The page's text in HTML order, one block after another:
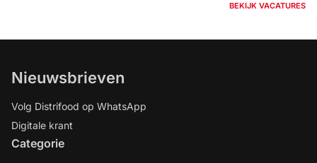
BEKIJK VACATURES
Nieuwsbrieven
Volg Distrifood op WhatsApp
Digitale krant
Categorie